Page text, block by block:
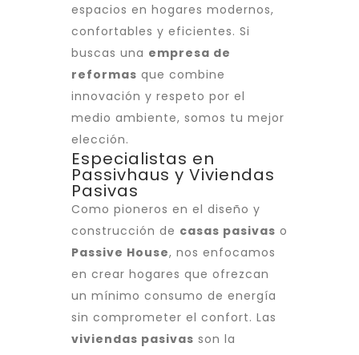
espacios en hogares modernos,
confortables y eficientes. Si
buscas una empresa de
reformas que combine
innovación y respeto por el
medio ambiente, somos tu mejor
elección.
Especialistas en
Passivhaus y Viviendas
Pasivas
Como pioneros en el diseño y
construcción de casas pasivas o
Passive House, nos enfocamos
en crear hogares que ofrezcan
un mínimo consumo de energía
sin comprometer el confort. Las
viviendas pasivas son la